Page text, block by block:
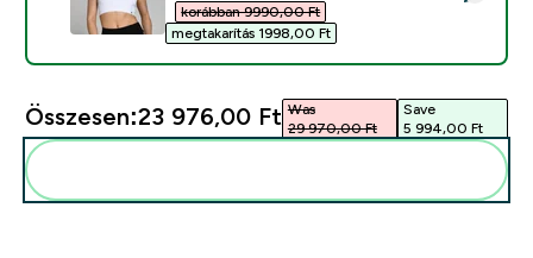
korábban 9990,00 Ft‎
megtakarítás 1998,00 Ft‎
Összesen:23 976,00 Ft‎ Was
29 970,00 Ft‎
Save
5 994,00 Ft‎